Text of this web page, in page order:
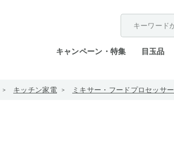
キャンペーン・特集 目玉品
キッチン家電 ミキサー・フードプロセッサー